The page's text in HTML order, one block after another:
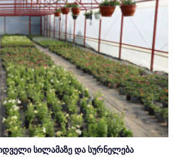
სილამაზე და სურნელება